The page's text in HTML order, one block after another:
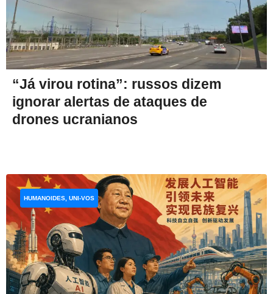
“Já virou rotina”: russos dizem
ignorar alertas de ataques de
drones ucranianos
HUMANOIDES, UNI-VOS